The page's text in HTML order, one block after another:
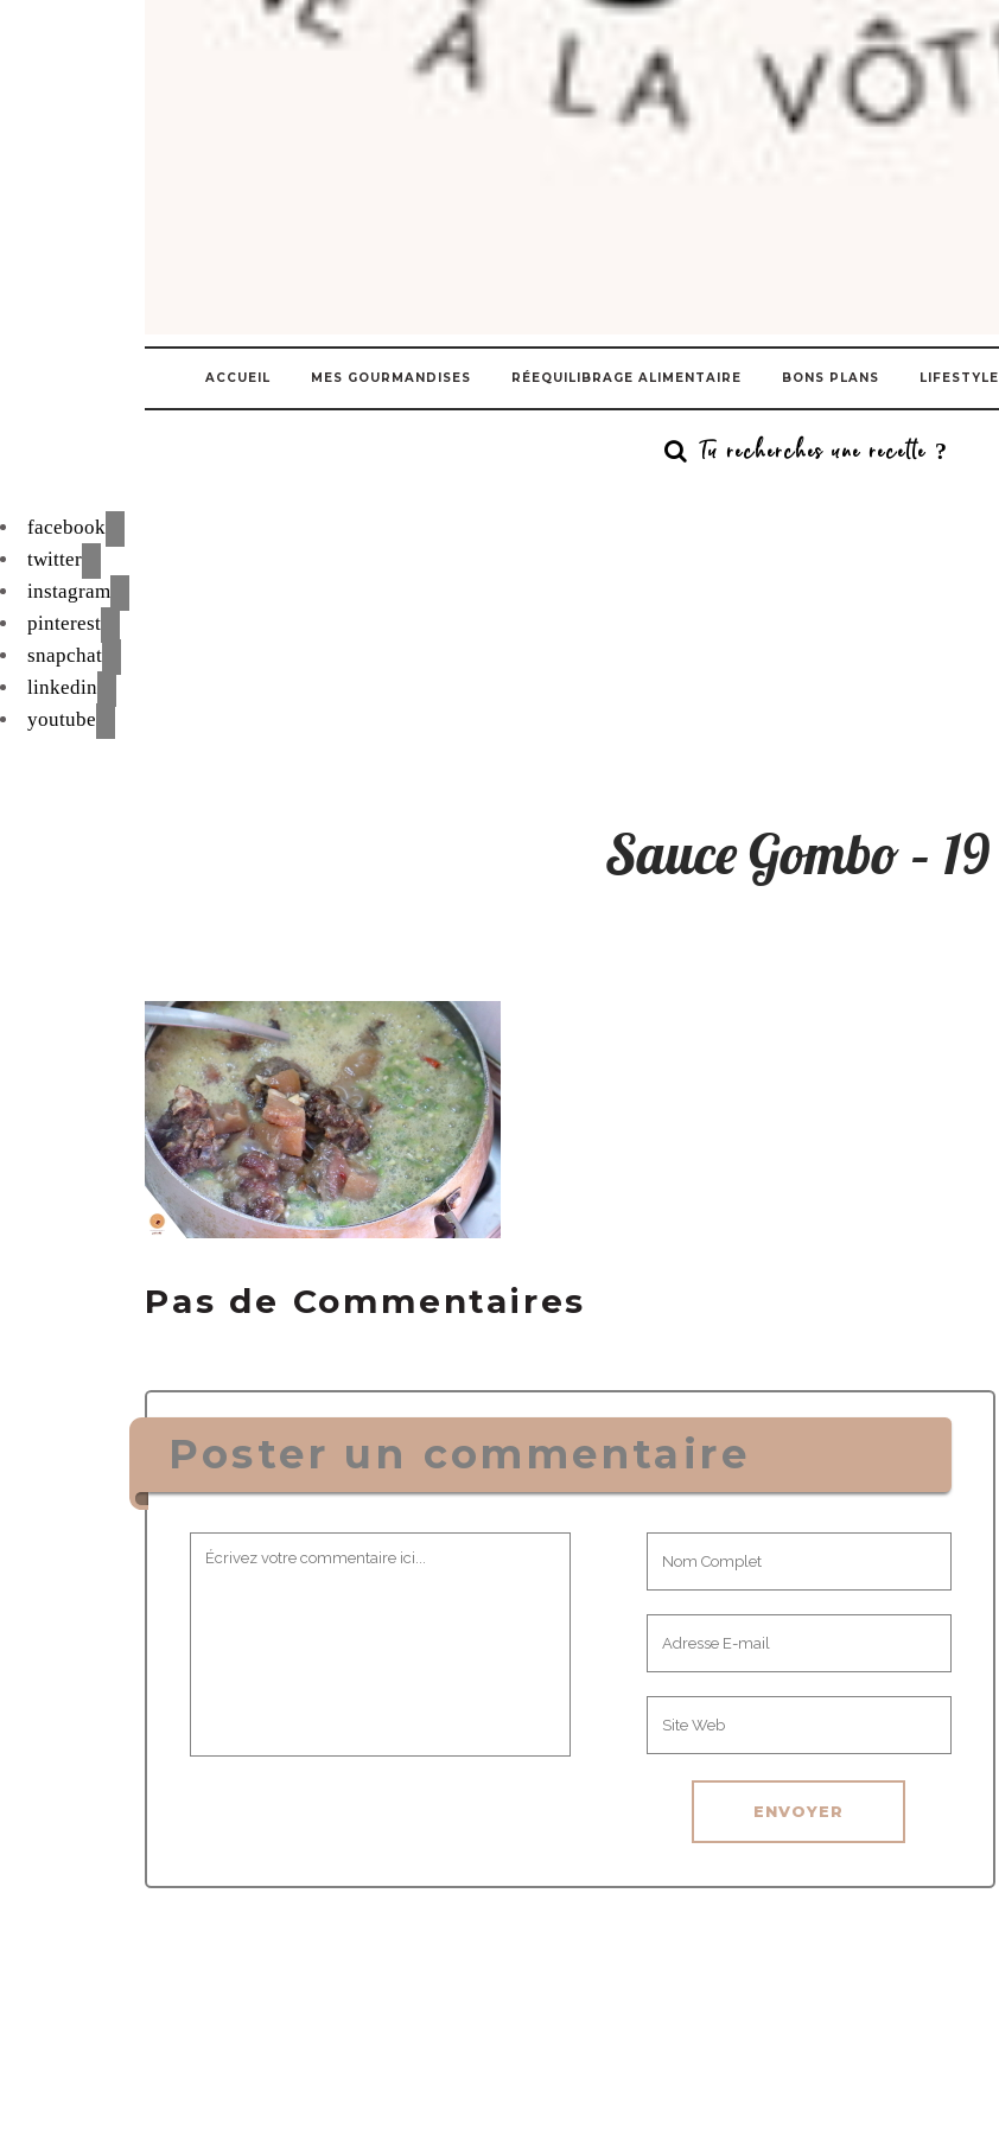
ACCUEIL MES GOURMANDISES RÉEQUILIBRAGE ALIMENTAIRE BONS PLANS LIFESTYLE
facebook
twitter
instagram
pinterest
snapchat
linkedin
youtube
Sauce Gombo – 19
Pas de Commentaires
Poster un commentaire